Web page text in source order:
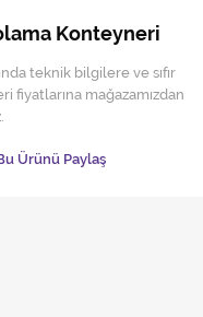
Konteyneri
teknik bilgilere ve sıfır
fiyatlarına mağazamızdan
Ürünü Paylaş